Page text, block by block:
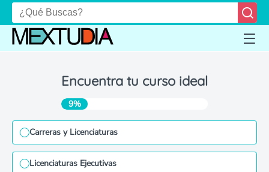
Encuentra tu curso ideal
9%
Carreras y Licenciaturas
Licenciaturas Ejecutivas